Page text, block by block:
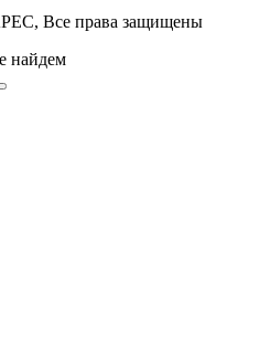
Все права защищены
найдем